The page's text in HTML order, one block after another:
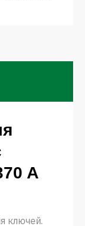
A
ключей.